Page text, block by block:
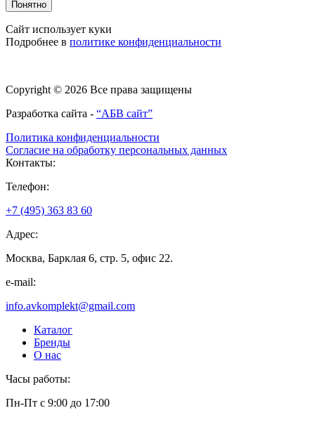
Понятно
Сайт использует куки
Подробнее в политике конфиденциальности
Copyright © 2026 Все права защищены
Разработка сайта - “АБВ сайт”
Политика конфиденциальности
Согласие на обработку персональных данных
Контакты:
Телефон:
+7 (495) 363 83 60
Адрес:
Москва, Барклая 6, стр. 5, офис 22.
e-mail:
info.avkomplekt@gmail.com
Каталог
Бренды
О нас
Часы работы:
Пн-Пт с 9:00 до 17:00